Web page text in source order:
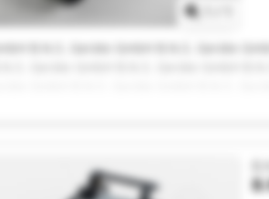
B.N.S. Geräte GmbH B.N.S. Geräte